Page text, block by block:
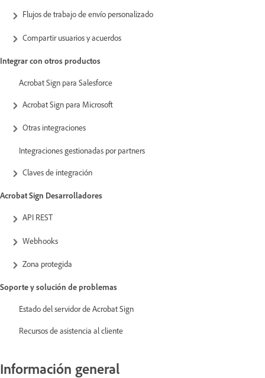
Flujos de trabajo de envío personalizado
Compartir usuarios y acuerdos
Integrar con otros productos
Acrobat Sign para Salesforce
Acrobat Sign para Microsoft
Otras integraciones
Integraciones gestionadas por partners
Claves de integración
Acrobat Sign Desarrolladores
API REST
Webhooks
Zona protegida
Soporte y solución de problemas
Estado del servidor de Acrobat Sign
Recursos de asistencia al cliente
Información general